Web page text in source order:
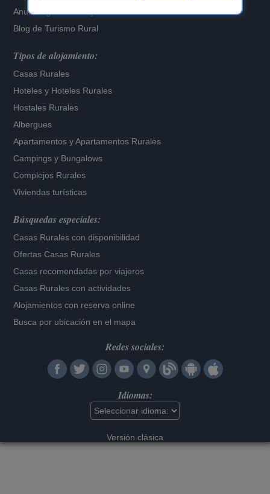
Anuncia gratis tu alojamiento
Blog de Turismo Rural
Tipos de alojamiento:
Casas Rurales
Hoteles y Hoteles Rurales
Hostales Rurales
Albergues
Apartamentos yApartamentos Rurales
Campings y Bungalows
Complejos Rurales
Viviendas turísticas
Búsquedas especiales:
Casas Rurales con disponibilidad
Ofertas Casas Rurales
Casas recomendadas por viajeros
Casas Rurales con actividades
Alojamientos con reserva online
Busca por ubicación en el mapa
Redes sociales:
Idiomas:
Versión clásica